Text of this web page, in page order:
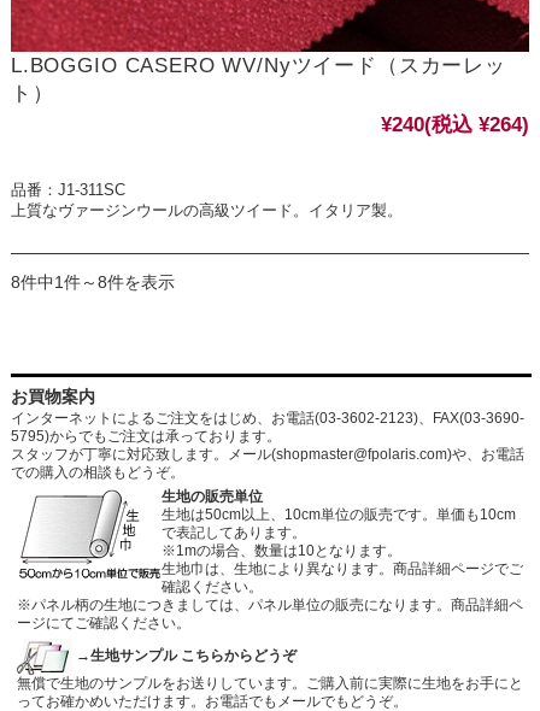
L.BOGGIO CASERO WV/Nyツイード（スカーレッ
ト）
¥240(税込 ¥264)
品番：J1-311SC
上質なヴァージンウールの高級ツイード。イタリア製。
8件中1件～8件を表示
お買物案内
インターネットによるご注文をはじめ、お電話(03-3602-2123)、FAX(03-3690-
5795)からでもご注文は承っております。
スタッフが丁寧に対応致します。メール(shopmaster@fpolaris.com)や、お電話
での購入の相談もどうぞ。
生地の販売単位
生地は50cm以上、10cm単位の販売です。単価も10cm
で表記してあります。
※1mの場合、数量は10となります。
生地巾は、生地により異なります。商品詳細ページでご
確認ください。
※パネル柄の生地につきましては、パネル単位の販売になります。商品詳細ペ
ージにてご確認ください。
→生地サンプル こちらからどうぞ
無償で生地のサンプルをお送りしています。ご購入前に実際に生地をお手にと
ってお確かめいただけます。お電話でもメールでもどうぞ。